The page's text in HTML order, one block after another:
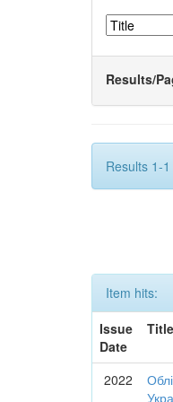
Results/
Results 1-
Item hits:
Issue
Date
Title
2022